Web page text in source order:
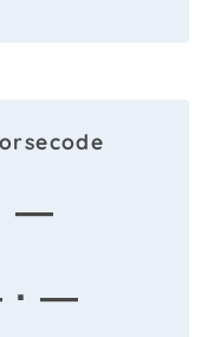
—
—